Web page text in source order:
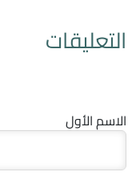
التعليقات
الاسم الأول